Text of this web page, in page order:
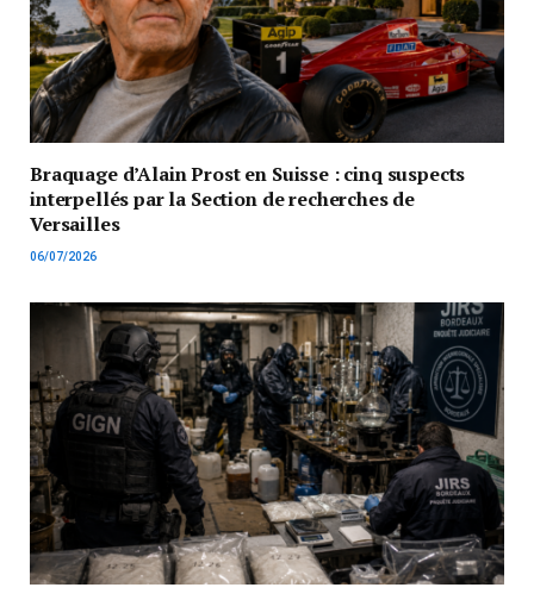
Braquage d’Alain Prost en Suisse : cinq suspects
interpellés par la Section de recherches de
Versailles
06/07/2026